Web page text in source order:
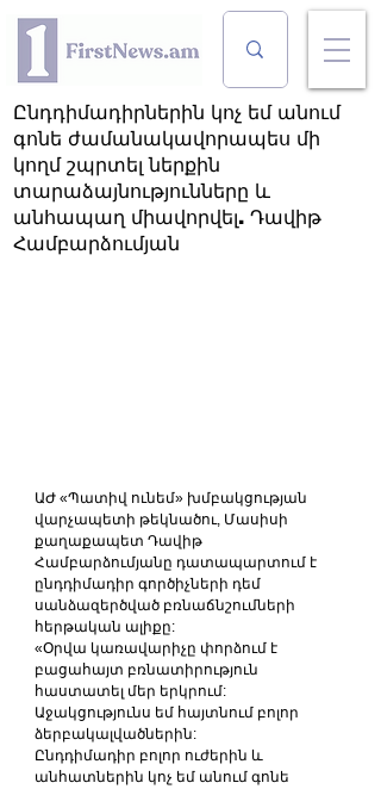
Ընդդիմադիրներին կոչ եմ անում
գոնե ժամանակավորապես մի
կողմ շպրտել ներքին
տարաձայնությունները և
անհապաղ միավորվել. Դավիթ
Համբարձումյան
ԱԺ «Պատիվ ունեմ» խմբակցության
վարչապետի թեկնածու, Մասիսի
քաղաքապետ Դավիթ
Համբարձումյանը դատապարտում է
ընդդիմադիր գործիչների դեմ
սանձազերծված բռնաճնշումների
հերթական ալիքը:
«Օրվա կառավարիչը փորձում է
բացահայտ բռնատիրություն
հաստատել մեր երկրում:
Աջակցությունս եմ հայտնում բոլոր
ձերբակալվածներին:
Ընդդիմադիր բոլոր ուժերին և
անհատներին կոչ եմ անում գոնե